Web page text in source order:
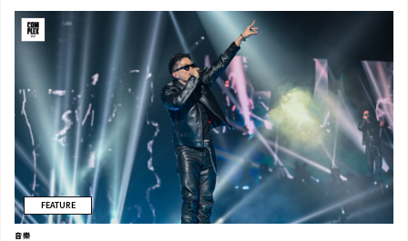
FEATURE
音樂